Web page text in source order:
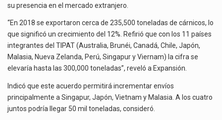
su presencia en el mercado extranjero.
“En 2018 se exportaron cerca de 235,500 toneladas de cárnicos, lo
que significó un crecimiento del 12%. Refirió que con los 11 países
integrantes del TIPAT (Australia, Brunéi, Canadá, Chile, Japón,
Malasia, Nueva Zelanda, Perú, Singapur y Viernam) la cifra se
elevaría hasta las 300,000 toneladas”, reveló a Expansión.
Indicó que este acuerdo permitirá incrementar envíos
principalmente a Singapur, Japón, Vietnam y Malasia. A los cuatro
juntos podría llegar 50 mil toneladas, consideró.